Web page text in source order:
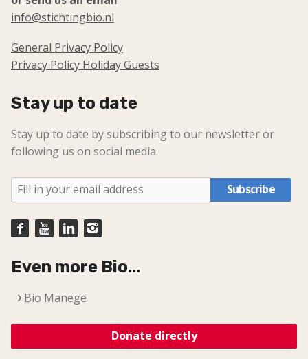
info@stichtingbio.nl
General Privacy Policy
Privacy Policy Holiday Guests
Stay up to date
Stay up to date by subscribing to our newsletter or
following us on social media.
Subscribe
Even more Bio...
Bio Manege
Donate directly